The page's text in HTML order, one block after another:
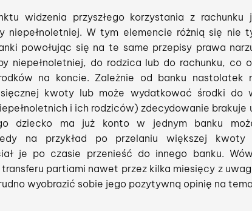
widzenia przyszłego korzystania z rachunku
niepełnoletniej. W tym elemencie różnią się
powołując się na te same przepisy prawa
niepełnoletniej, do rodzica lub do rachunku, co
na koncie. Zależnie od banku nastolatek
kwoty lub może wydatkować środki do
i ich rodziców) zdecydowanie brakuje
dziecko ma już konto w jednym banku
na przykład po przelaniu większej
je po czasie przenieść do innego banku.
partiami nawet przez kilka miesięcy z
wyobrazić sobie jego pozytywną opinię na